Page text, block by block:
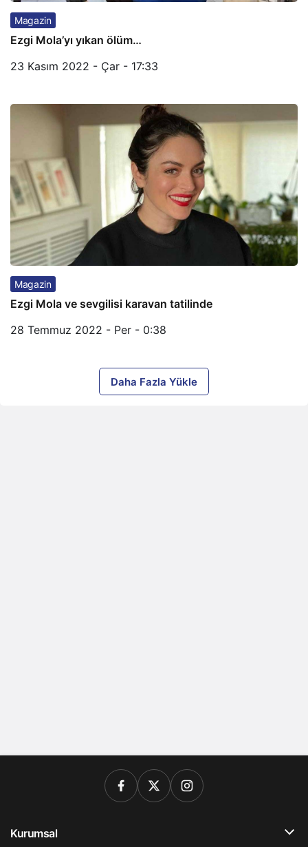
Magazin
Ezgi Mola’yı yıkan ölüm…
23 Kasım 2022 - Çar - 17:33
Magazin
Ezgi Mola ve sevgilisi karavan tatilinde
28 Temmuz 2022 - Per - 0:38
Daha Fazla Yükle
Kurumsal